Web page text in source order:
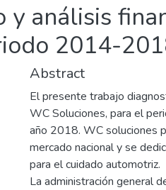
análisis
2014-
Abstract
El presente trabajo
WC Soluciones, para el
año 2018. WC soluciones
mercado nacional y se
para el cuidado automotriz.
La administración general